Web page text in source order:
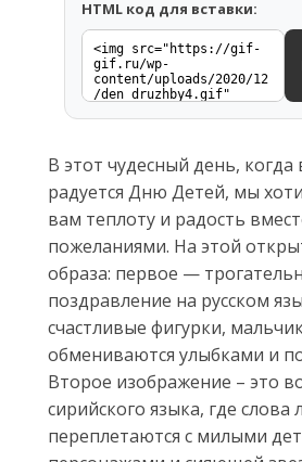
HTML код для вставки:
В этот чудесный день, когда
радуется Дню Детей, мы
вам теплоту и радость
пожеланиями. На этой
образа: первое —
поздравление на русском
счастливые фигурки,
обмениваются улыбками и
Второе изображение – это
сирийского языка, где
переплетаются с милыми